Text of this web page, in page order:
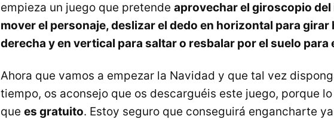
empieza un juego que pretende aprovechar el giroscopio del
mover el personaje, deslizar el dedo en horizontal para girar
derecha y en vertical para saltar o resbalar por el suelo
Ahora que vamos a empezar la Navidad y que tal vez
tiempo, os aconsejo que os descarguéis este juego, porque
que es gratuito. Estoy seguro que conseguirá engancharte